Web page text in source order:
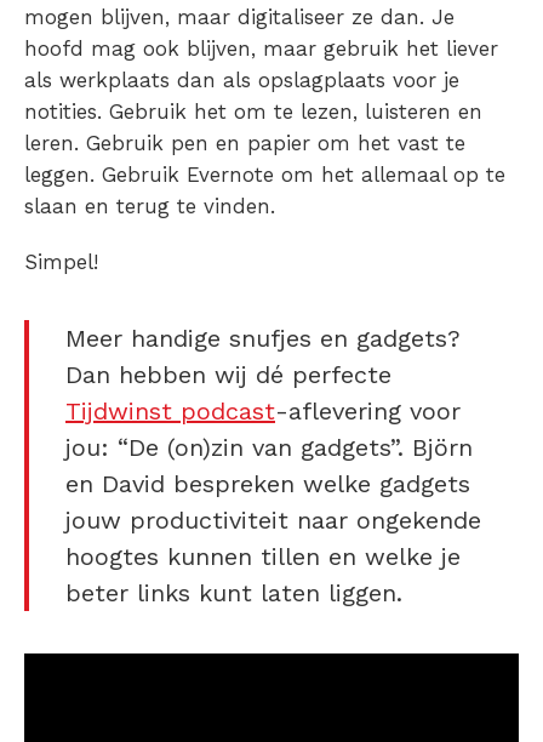
mogen blijven, maar digitaliseer ze dan. Je
hoofd mag ook blijven, maar gebruik het liever
als werkplaats dan als opslagplaats voor je
notities. Gebruik het om te lezen, luisteren en
leren. Gebruik pen en papier om het vast te
leggen. Gebruik Evernote om het allemaal op te
slaan en terug te vinden.
Simpel!
Meer handige snufjes en gadgets?
Dan hebben wij dé perfecte
Tijdwinst podcast-aflevering voor
jou: “De (on)zin van gadgets”. Björn
en David bespreken welke gadgets
jouw productiviteit naar ongekende
hoogtes kunnen tillen en welke je
beter links kunt laten liggen.